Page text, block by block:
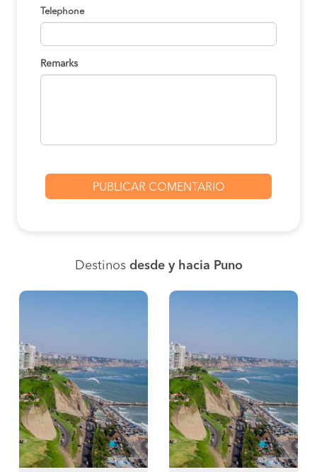
Telephone
Remarks
Destinos desde y hacia Puno